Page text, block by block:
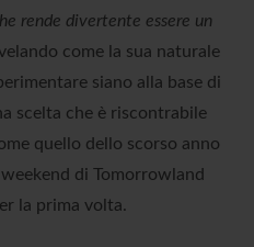
rende divertente essere un
come la sua naturale
siano alla base di
scelta che è riscontrabile
quello dello scorso anno
di Tomorrowland
la prima volta.